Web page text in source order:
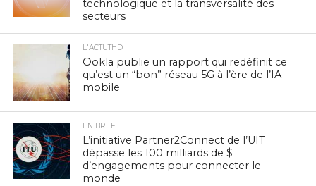
technologique et la transversalité des
secteurs
L'ACTUTHD
Ookla publie un rapport qui redéfinit ce
qu’est un “bon” réseau 5G à l’ère de l’IA
mobile
EN BREF
L’initiative Partner2Connect de l’UIT
dépasse les 100 milliards de $
d’engagements pour connecter le
monde